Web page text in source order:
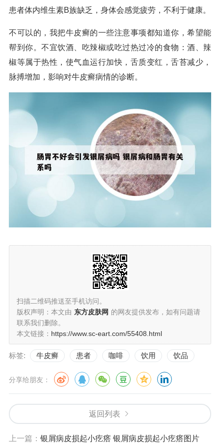
患者体内维生素B族缺乏，身体会感觉疲劳，不利于健康。
不可以的，我把牛皮癣的一些注意事项都知道你，希望能
帮到你。不宜饮酒、吃辣椒或吃过热过冷的食物：酒、辣
椒等属于热性，使气血运行加快，舌质变红，舌苔减少，
脉搏增加，影响对牛皮癣病情的诊断。
扫描二维码推送至手机访问。
版权声明：本文由 东方皮肤网 的网友提供发布，如有问题请
联系我们删除。
本文链接： https://www.sc-eart.com/55408.html
标签: 牛皮癣 患者 咖啡 饮用 饮品
分享给朋友：
返回列表
上一篇： 银屑病皮损起小疙瘩 银屑病皮损起小疙瘩图片